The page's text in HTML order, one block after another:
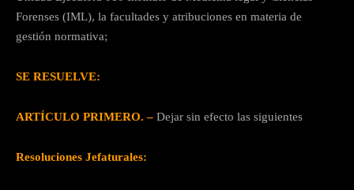
Forenses (IML), la facultades y atribuciones en materia de
gestión normativa;
SE RESUELVE:
ARTÍCULO PRIMERO. – Dejar sin efecto las siguientes
Resoluciones Jefaturales: